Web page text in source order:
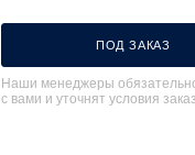
ПОД ЗАКАЗ
Наши менеджеры
с вами и уточнят условия